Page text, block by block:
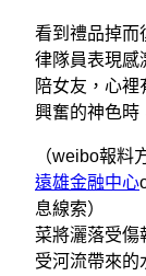
看到禮品掉而
律隊員表現感
陪女友，心裡
興奮的神色時
（weibo報料
遠雄金融中心
息線索）
菜將灑落受傷
受河流帶來的